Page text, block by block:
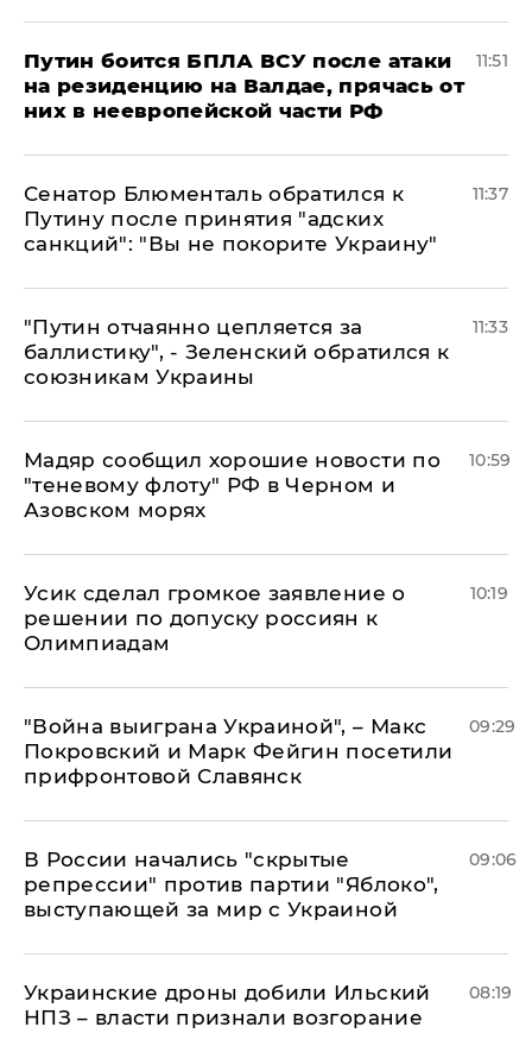
Путин боится БПЛА ВСУ после атаки
на резиденцию на Валдае, прячась от
них в неевропейской части РФ
11:51
Сенатор Блюменталь обратился к
Путину после принятия "адских
санкций": "Вы не покорите Украину"
11:37
"Путин отчаянно цепляется за
баллистику", - Зеленский обратился к
союзникам Украины
11:33
Мадяр сообщил хорошие новости по
"теневому флоту" РФ в Черном и
Азовском морях
10:59
Усик сделал громкое заявление о
решении по допуску россиян к
Олимпиадам
10:19
"Война выиграна Украиной", – Макс
Покровский и Марк Фейгин посетили
прифронтовой Славянск
09:29
В России начались "скрытые
репрессии" против партии "Яблоко",
выступающей за мир с Украиной
09:06
Украинские дроны добили Ильский
НПЗ – власти признали возгорание
08:19